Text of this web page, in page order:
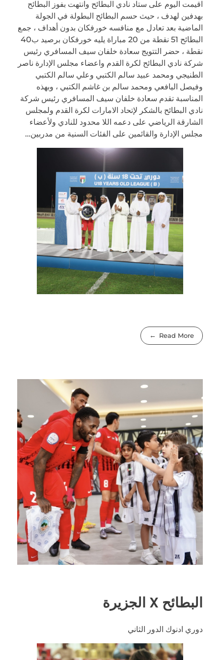
اقيمت اليوم على ستاد نادي البطائح وانتهت بفوز البطائح
بهدفين لهدف ، حيث حسم البطائح البطولة في الجولة
الماضية بعد تعادل مع منافسه خورفكان بدون أهداف ، جمع
البطائح 51 نقطة من 20 مباراة يليه خورفكان برصيد ب40
نقطة ، حضر التتويج سعادة خلفان سيف المسافري رئيس
شركة نادي البطائح لكرة القدم واعضاء مجلس الإدارة ناصر
الطنيجي ومحمد عبيد سالم الكتبي وعلي سالم الكتبي
وفيصل اليافعي ومحمد سالم بن غاشم الكتبي ، وبهذه
المناسبة تقدم سعادة خلفان سيف المسافري رئيس شركة
نادي البطائح بالشكر لإتحاد الامارات لكرة القدم ولمجلس
الشارقة الرياضي على دعمه اللا محدود للنادي ولأعضاء
مجلس الإدارة والقائمين على الفئات السنية من مدربين…
Read More
البطائح X الجزيرة
دوري ادنوك الدور الثاني